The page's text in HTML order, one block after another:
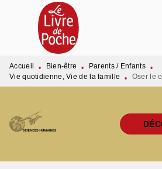
MENU RECHERCHE
PIED DE PAGE
Accueil • Bien-être • Parents / Enfants •
Vie quotidienne, Vie de la famille
• Oser le